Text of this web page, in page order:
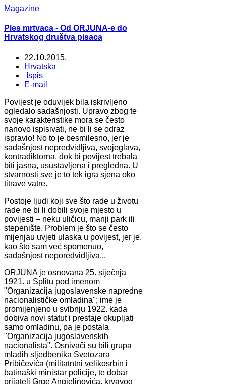
Magazine
Ples mrtvaca - Od ORJUNA-e do
Hrvatskog društva pisaca
22.10.2015.
Hrvatska
Ispis
E-mail
Povijest je oduvijek bila iskrivljeno
ogledalo sadašnjosti. Upravo zbog te
svoje karakteristike mora se često
nanovo ispisivati, ne bi li se odraz
ispravio! No to je besmilesno, jer je
sadašnjost nepredvidljiva, svojeglava,
kontradiktorna, dok bi povijest trebala
biti jasna, usustavljena i pregledna. U
stvarnosti sve je to tek igra sjena oko
titrave vatre.
Postoje ljudi koji sve što rade u životu
rade ne bi li dobili svoje mjesto u
povijesti – neku uličicu, manji park ili
stepenište. Problem je što se često
mijenjau uvjeti ulaska u povijest, jer je,
kao što sam već spomenuo,
sadašnjost neporedvidljiva...
ORJUNA je osnovana 25. siječnja
1921. u Splitu pod imenom
"Organizacija jugoslavenske napredne
nacionalističke omladina"; ime je
promijenjeno u svibnju 1922. kada
dobiva novi statut i prestaje okupljati
samo omladinu, pa je postala
"Organizacija jugoslavenskih
nacionalista". Osnivači su bili grupa
mlađih sljedbenika Svetozara
Pribičevića (militatntni velikosrbin i
batinaški ministar policije, te dobar
prijatelj Grge Angjelinovića, krvavog